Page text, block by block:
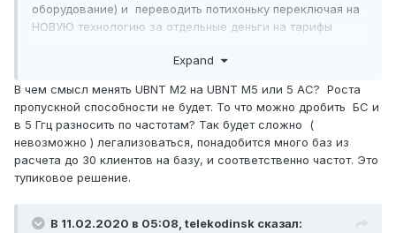
оборудование) и переводить потихоньку переключая на
НОВУЮ технологию за отдельные деньги на тарифы
Как базовая на 5Ггц заполнится, ставите вторую и
Если уйдете на 5Ггц, и это деревня, то будет не так
сложно легализоваться, 70т и 9 месяцев.
Expand
В чем смысл менять UBNT M2 на UBNT M5 или 5 AC? Роста
пропускной способности не будет. То что можно дробить БС и
в 5 Ггц разносить по частотам? Так будет сложно (
невозможно ) легализоваться, понадобится много баз из
расчета до 30 клиентов на базу, и соответственно частот. Это
тупиковое решение.
В 11.02.2020 в 05:08, telekodinsk сказал: